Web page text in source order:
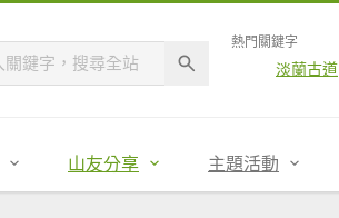
熱門關鍵字
淡蘭古道
山友分享 主題活動